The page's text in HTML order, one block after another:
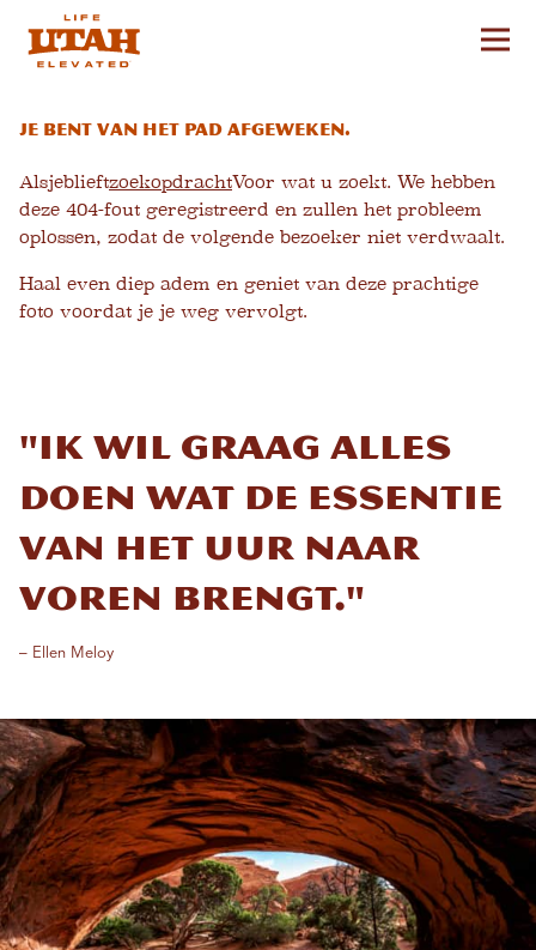
Je bent van het pad afgeweken.
AlsjeblieftzoekopdrachtVoor wat u zoekt. We hebben
deze 404-fout geregistreerd en zullen het probleem
oplossen, zodat de volgende bezoeker niet verdwaalt.
Haal even diep adem en geniet van deze prachtige
foto voordat je je weg vervolgt.
"Ik wil graag alles
doen wat de essentie
van het uur naar
voren brengt."
– Ellen Meloy